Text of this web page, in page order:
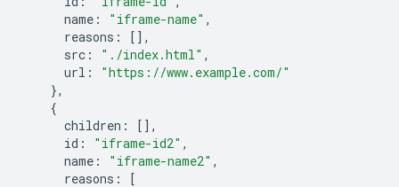
name : "iframe-name" ,
reasons :
[],
src : "./index.html" ,
url :
"https://www.example.com/"
},
{
children :
[],
id : "iframe-id2" ,
name : "iframe-name2" ,
reasons :
[